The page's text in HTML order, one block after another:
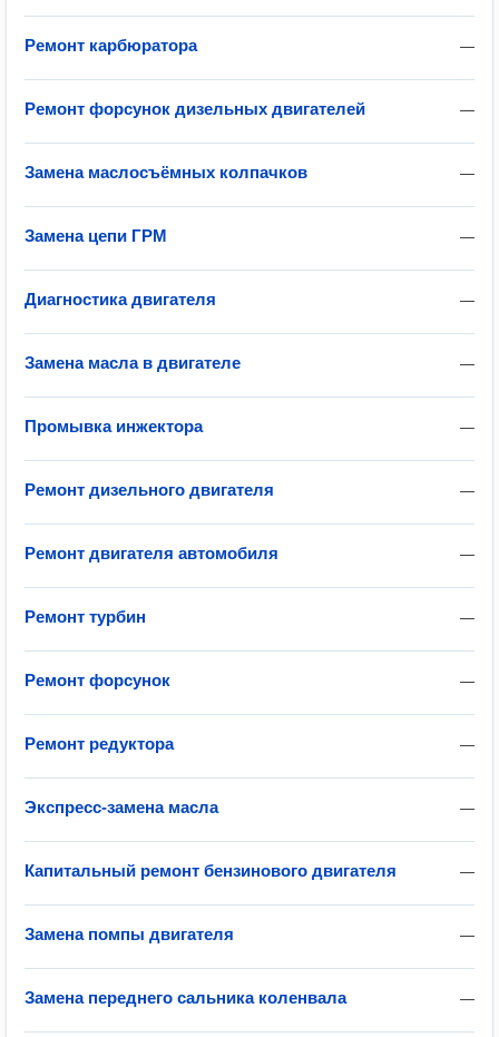
—
Ремонт карбюратора
—
Ремонт форсунок дизельных двигателей
—
Замена маслосъёмных колпачков
—
Замена цепи ГРМ
—
Диагностика двигателя
—
Замена масла в двигателе
—
Промывка инжектора
—
Ремонт дизельного двигателя
—
Ремонт двигателя автомобиля
—
Ремонт турбин
—
Ремонт форсунок
—
Ремонт редуктора
—
Экспресс-замена масла
—
Капитальный ремонт бензинового двигателя
—
Замена помпы двигателя
—
Замена переднего сальника коленвала